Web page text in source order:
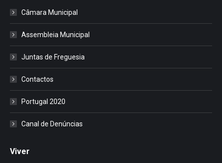
Câmara Municipal
Assembleia Municipal
Juntas de Freguesia
Contactos
Portugal 2020
Canal de Denúncias
Viver